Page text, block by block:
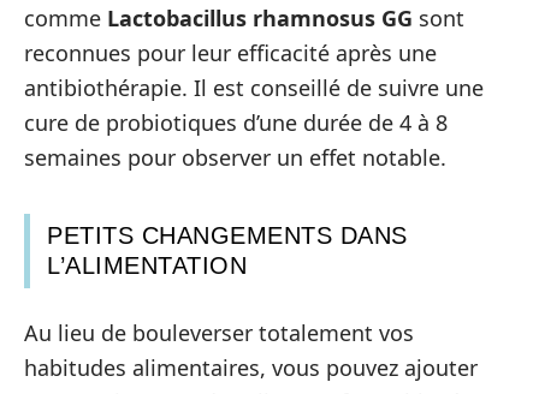
comme Lactobacillus rhamnosus GG sont
reconnues pour leur efficacité après une
antibiothérapie. Il est conseillé de suivre une
cure de probiotiques d’une durée de 4 à 8
semaines pour observer un effet notable.
PETITS CHANGEMENTS DANS
L’ALIMENTATION
Au lieu de bouleverser totalement vos
habitudes alimentaires, vous pouvez ajouter